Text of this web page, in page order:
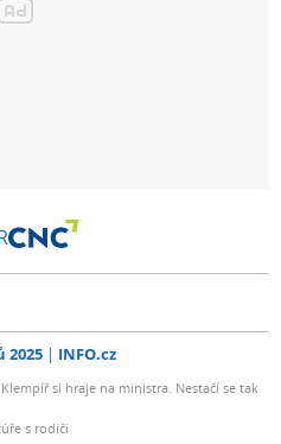
2025 INFO.cz
si hraje na ministra. Nestačí se tak
s rodiči